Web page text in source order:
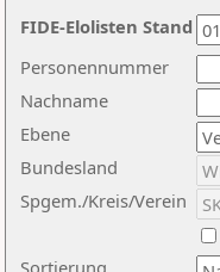
Nachname
Ebene
Sortierung
Personennummer
Bundesland
Spgem./Kreis/Verein
FIDE-Elolisten Stand